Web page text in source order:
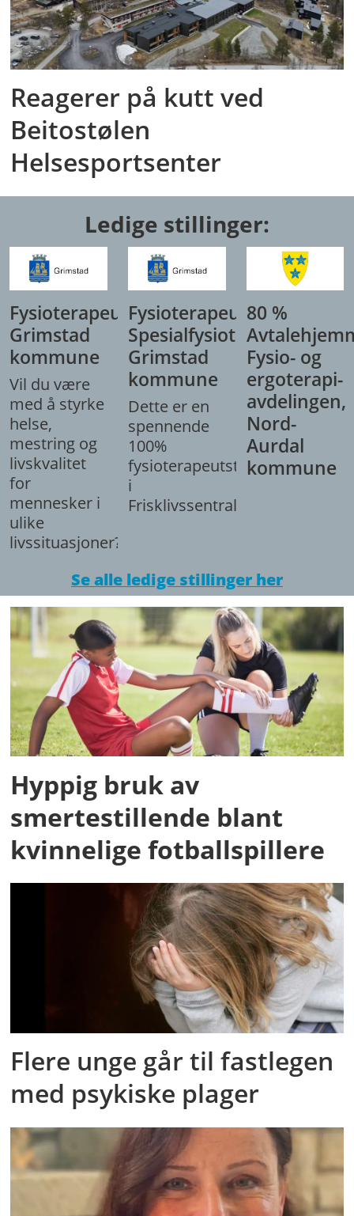
Reagerer på kutt ved
Beitostølen
Helsesportsenter
Ledige stillinger:
Fysioterapeut,
Grimstad
kommune
Vil du være
med å styrke
helse,
mestring og
livskvalitet
for
mennesker i
ulike
livssituasjoner?
Fysioterapeut/
Spesialfysioterapeut,
Grimstad
kommune
Dette er en
spennende
100%
fysioterapeutstilling
i
Frisklivssentralen.
80 %
Fysio- og
ergoterapi-
avdelingen,
Nord-
Aurdal
kommune
Se alle ledige stillinger her
Hyppig bruk av
smertestillende blant
kvinnelige fotballspillere
Flere unge går til fastlegen
med psykiske plager